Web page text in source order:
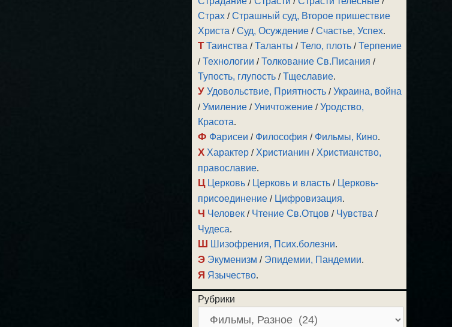
Страх /Страшный суд, Второе пришествие
Христа /Суд, Осуждение /Счастье, Успех.
Т Таинства /Таланты /Тело, плоть /Терпение
/Технологии /Толкование Св.Писания /
Тупость, глупость /Тщеславие.
У Удовольствие, Приятность /Украина, война
/Умиление /Уничтожение /Уродство,
Красота.
Ф Фарисеи / Философия / Фильмы, Кино.
Х Характер / Христианин / Христианство,
православие.
Ц Церковь / Церковь и власть / Церковь-
присоединение / Цифровизация.
Ч Человек / Чтение Св.Отцов / Чувства /
Чудеса.
Ш Шизофрения, Псих.болезни.
Э Экуменизм / Эпидемии, Пандемии.
Я Язычество.
Рубрики